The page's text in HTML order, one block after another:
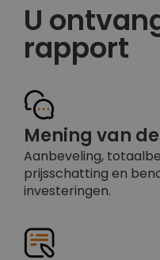
U
rapport
Mening van
Aanbeveling,
prijsschatting en
investeringen.